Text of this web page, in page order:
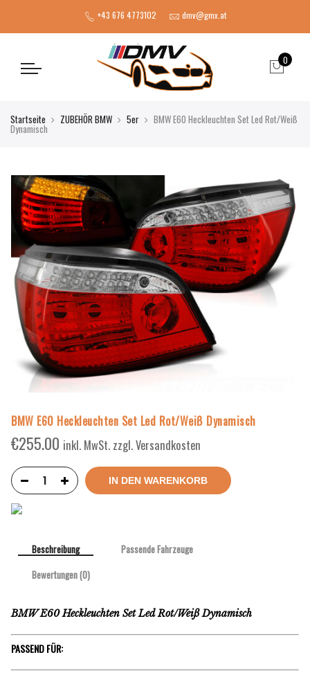
+43 676 4773102 dmv@gmx.at
0
Startseite ZUBEHÖR BMW 5er BMW E60 Heckleuchten Set Led Rot/Weiß
Dynamisch
BMW E60 Heckleuchten Set Led Rot/Weiß Dynamisch
€255.00 inkl. MwSt. zzgl. Versandkosten
IN DEN WARENKORB
Beschreibung
Passende Fahrzeuge
Bewertungen (0)
BMW E60 Heckleuchten Set Led Rot/Weiß Dynamisch
PASSEND FÜR: